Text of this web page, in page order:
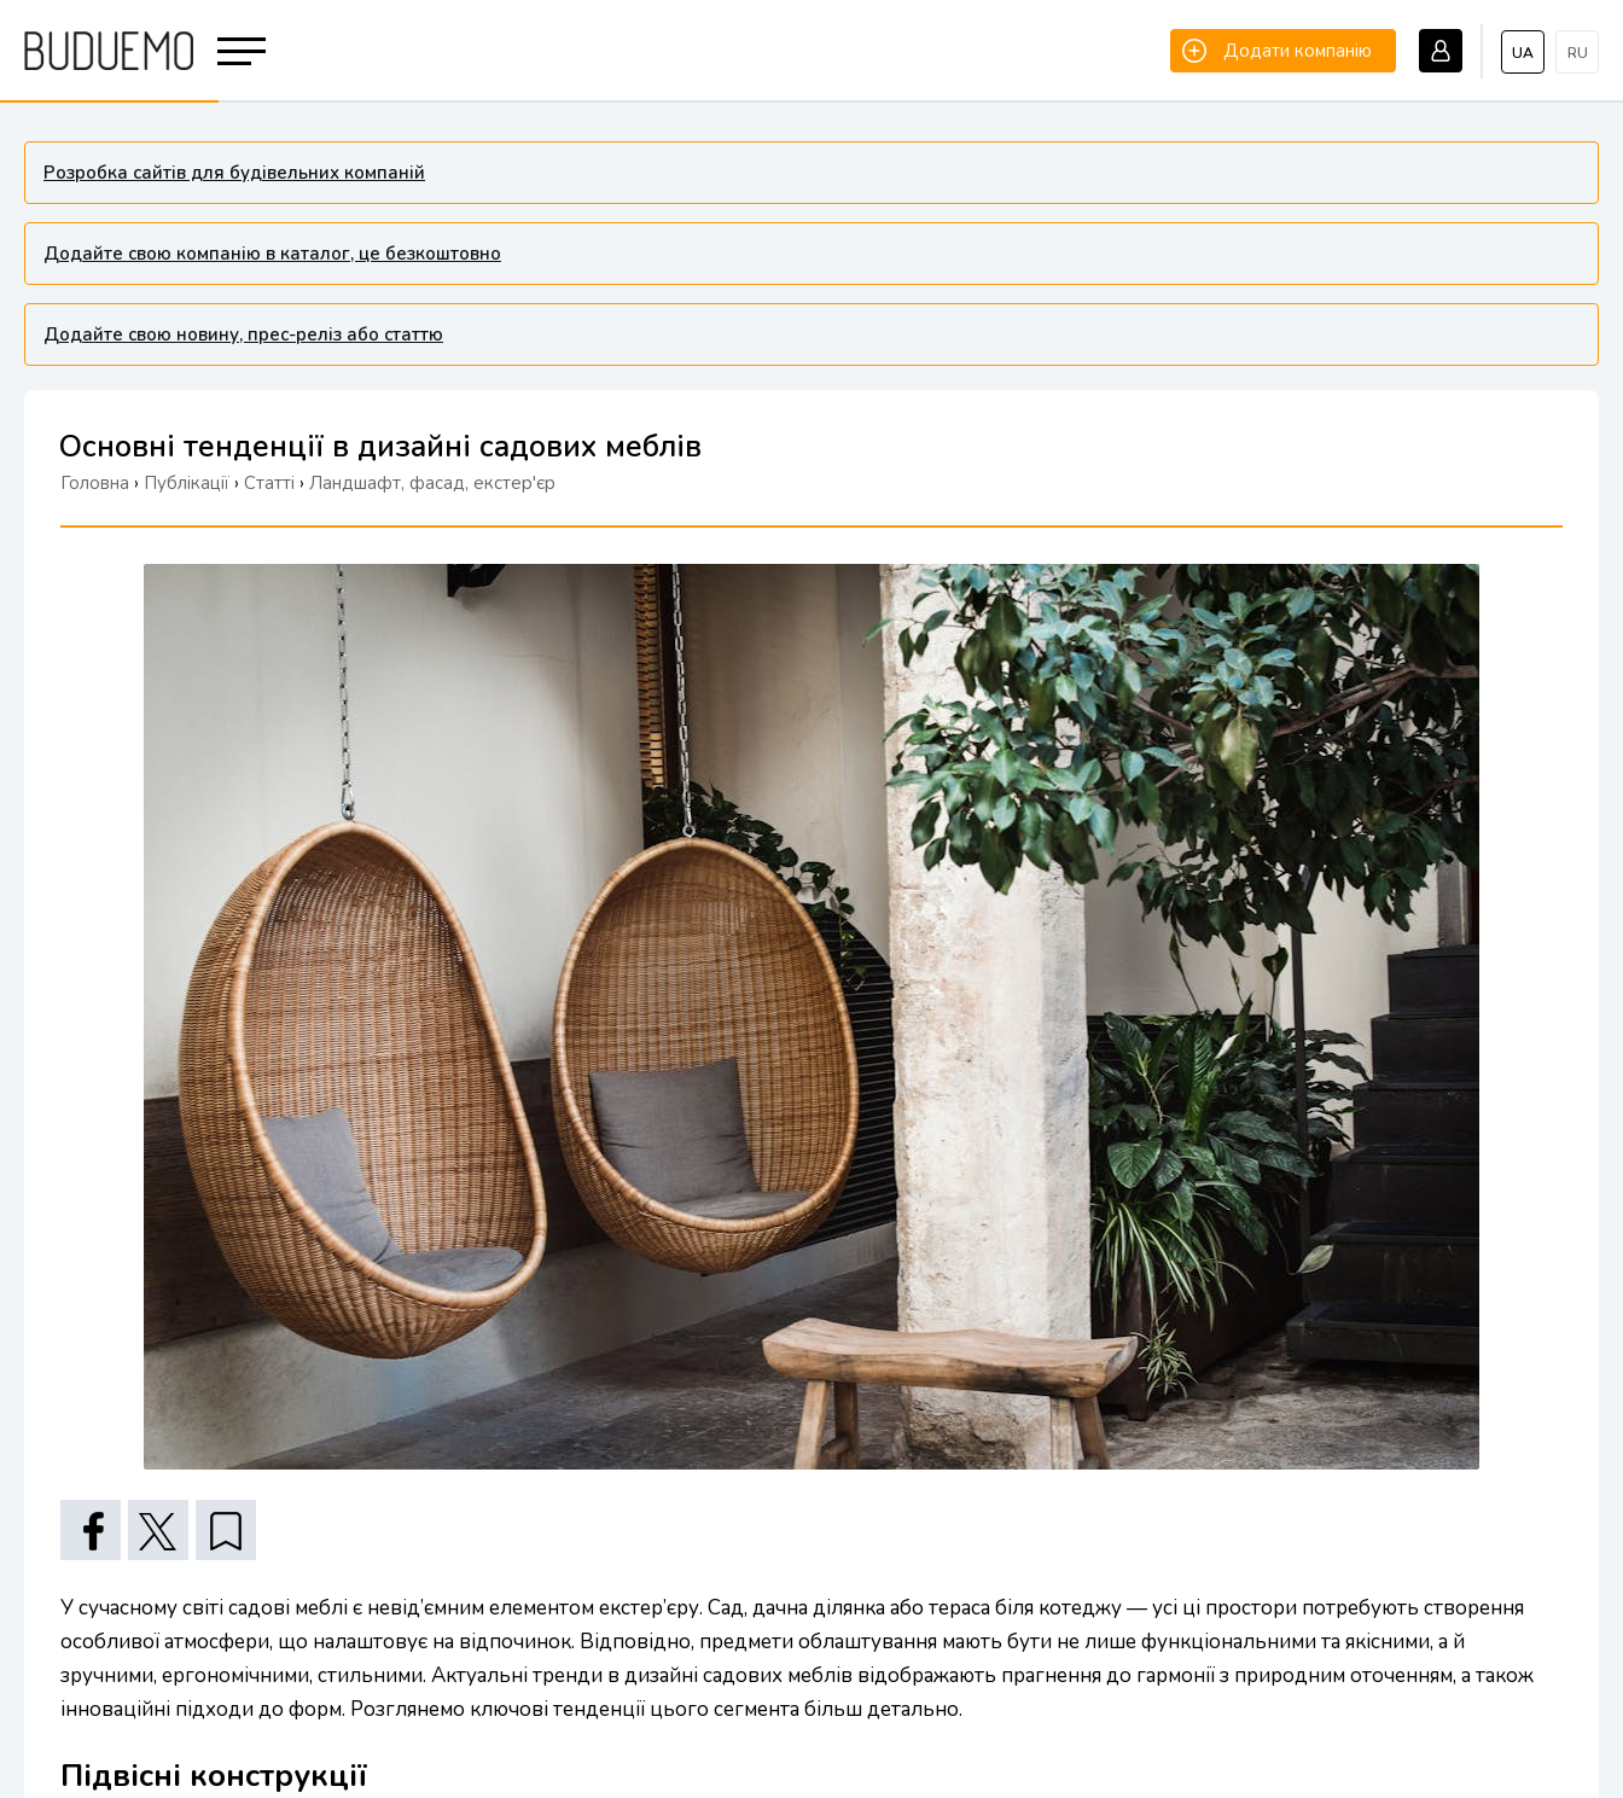
UA RU
Додати компанію
Розробка сайтів для будівельних компаній
Додайте свою компанію в каталог, це безкоштовно
Додайте свою новину, прес-реліз або статтю
Основні тенденції в дизайні садових меблів
Головна › Публікації › Статті › Ландшафт, фасад, екстер'єр
У сучасному світі садові меблі є невід’ємним елементом екстер’єру. Сад, дачна ділянка або тераса біля котеджу — усі ці простори потребують створення
особливої атмосфери, що налаштовує на відпочинок. Відповідно, предмети облаштування мають бути не лише функціональними та якісними, а й
зручними, ергономічними, стильними. Актуальні тренди в дизайні садових меблів відображають прагнення до гармонії з природним оточенням, а також
інноваційні підходи до форм. Розглянемо ключові тенденції цього сегмента більш детально.
Підвісні конструкції